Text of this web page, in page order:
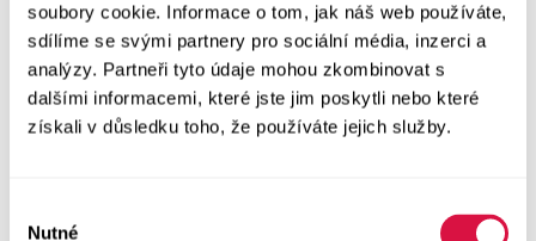
soubory cookie. Informace o tom, jak náš web používáte,
sdílíme se svými partnery pro sociální média, inzerci a
analýzy. Partneři tyto údaje mohou zkombinovat s
dalšími informacemi, které jste jim poskytli nebo které
získali v důsledku toho, že používáte jejich služby.
Nutné
Šaty a sukně
Vše v kategorii Šaty a sukně
NOVINKY
Letní šaty